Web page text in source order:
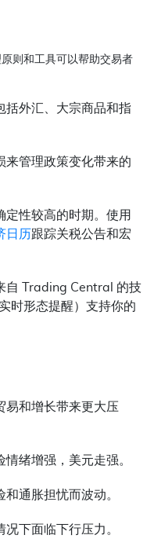
则和工具可以帮助交易者
括外汇、大宗商品和指
来管理政策变化带来的
定性较高的时期。使用
日历跟踪关税公告和宏
自 Trading Central 的技
时形态提醒）支持你的
易和增长带来更大压
绪增强，美元走强。
通胀担忧而波动。
下面临下行压力。